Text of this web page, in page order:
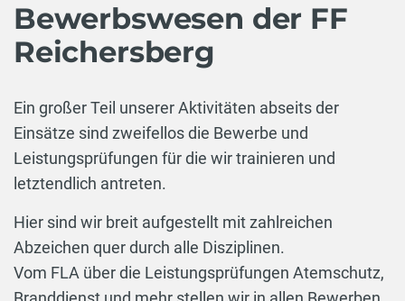
Bewerbswesen der FF
Reichersberg
Ein großer Teil unserer Aktivitäten abseits der
Einsätze sind zweifellos die Bewerbe und
Leistungsprüfungen für die wir trainieren und
letztendlich antreten.
Hier sind wir breit aufgestellt mit zahlreichen
Abzeichen quer durch alle Disziplinen.
Vom FLA über die Leistungsprüfungen Atemschutz,